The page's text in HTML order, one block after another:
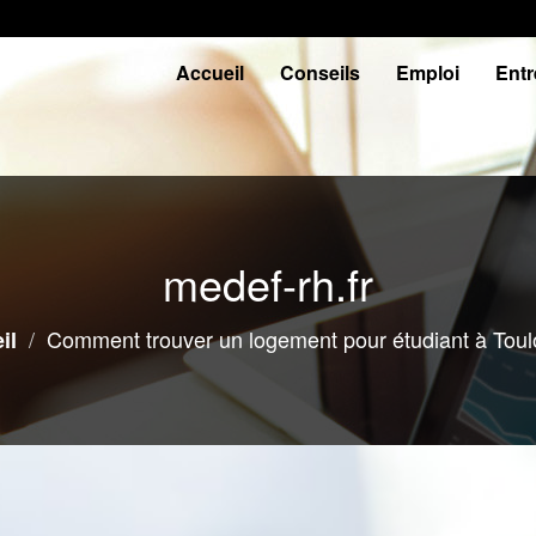
Accueil Conseils Emploi
medef-rh.fr
Comment trouver un logement pour étudiant à